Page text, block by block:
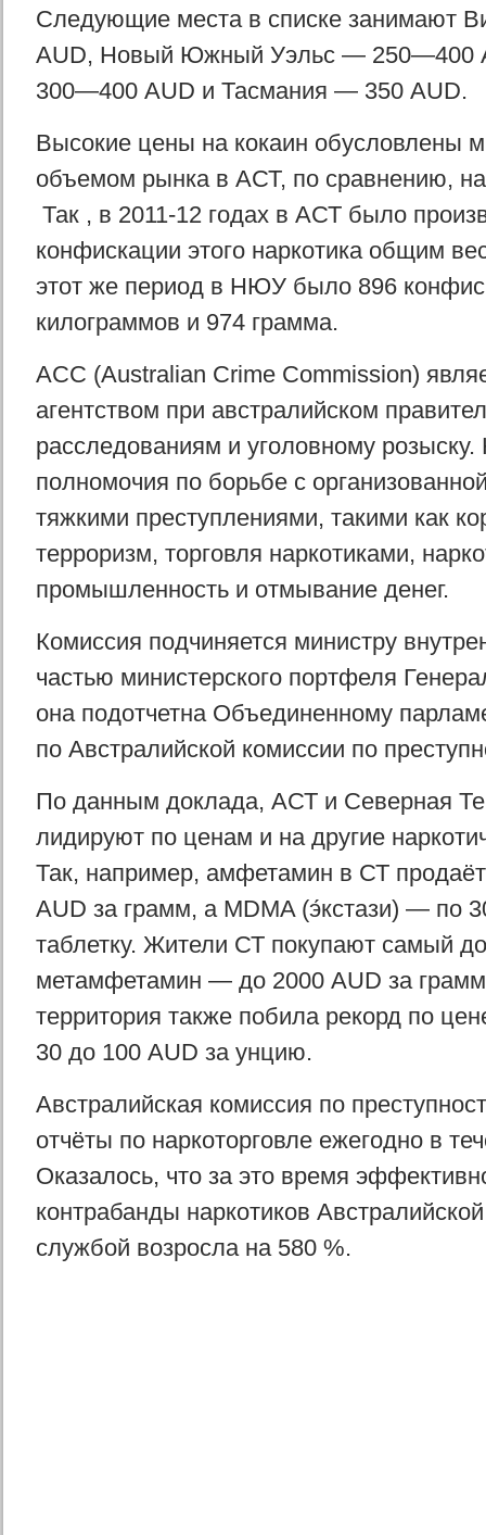
Следующие места в списке занимают
AUD, Новый Южный Уэльс — 250—400
300—400 AUD и Тасмания — 350 AUD.
Высокие цены на кокаин обусловлены
объемом рынка в АСТ, по сравнению,
Так , в 2011-12 годах в АСТ было
конфискации этого наркотика общим
этот же период в НЮУ было 896
килограммов и 974 грамма.
ACC (Australian Crime Commission)
агентством при австралийском
расследованиям и уголовному
полномочия по борьбе с
тяжкими преступлениями, такими как
терроризм, торговля наркотиками,
промышленность и отмывание денег.
Комиссия подчиняется министру
частью министерского портфеля
она подотчетна Объединенному
по Австралийской комиссии по
По данным доклада, АСТ и Северная
лидируют по ценам и на другие
Так, например, амфетамин в СТ
AUD за грамм, а MDMA (э́кстази) — по
таблетку. Жители СТ покупают самый
метамфетамин — до 2000 AUD за
территория также побила рекорд по
30 до 100 AUD за унцию.
Австралийская комиссия по
отчёты по наркоторговле ежегодно в
Оказалось, что за это время
контрабанды наркотиков
службой возросла на 580 %.